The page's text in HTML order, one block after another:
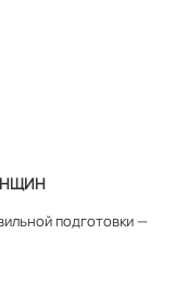
подготовки —